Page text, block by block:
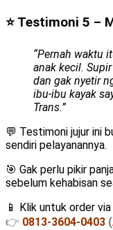
⭐ Testimoni 5 –
“Pernah waktu
anak kecil.
dan gak nyetir
ibu-ibu kayak
Trans.”
💬 Testimoni jujur ini
sendiri pelayanannya.
🎯 Gak perlu pikir
sebelum kehabisan
📱 Klik untuk order via
👉 0813-3604-0403 (